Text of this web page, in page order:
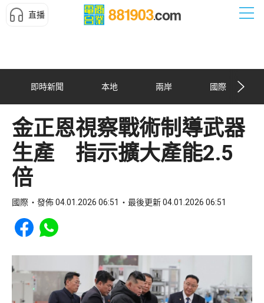
直播
即時新聞 本地 兩岸 國際
金正恩視察戰術制導武器
生產 指示擴大產能2.5
倍
國際 發佈 04.01.2026 06:51 最後更新 04.01.2026 06:51
Share to Facebook
Share to WhatsApp